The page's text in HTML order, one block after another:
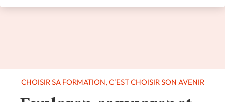
CHOISIR SA FORMATION, C'EST CHOISIR SON AVENIR